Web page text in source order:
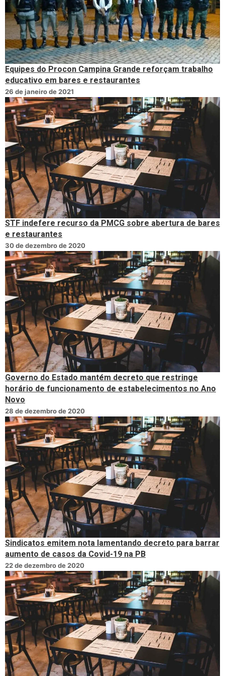
Equipes do Procon Campina Grande reforçam trabalho
educativo em bares e restaurantes
26 de janeiro de 2021
STF indefere recurso da PMCG sobre abertura de bares
e restaurantes
30 de dezembro de 2020
Governo do Estado mantém decreto que restringe
horário de funcionamento de estabelecimentos no Ano
Novo
28 de dezembro de 2020
Sindicatos emitem nota lamentando decreto para barrar
aumento de casos da Covid-19 na PB
22 de dezembro de 2020